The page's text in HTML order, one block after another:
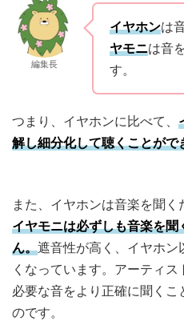
編集長
イヤホンは
ヤモニは音
す。
つまり、イヤホンに比べて、
解し細分化して聴くことがで
また、イヤホンは音楽を聞
イヤモニは必ずしも音楽を
ん。遮音性が高く、イヤホン
くなっています。アーティ
必要な音をより正確に聞く
のです。